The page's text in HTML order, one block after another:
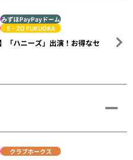
みずほPayPayドーム
E・ZO FUKUOKA
「ハニーズ」出演！お得なセ
クラブホークス